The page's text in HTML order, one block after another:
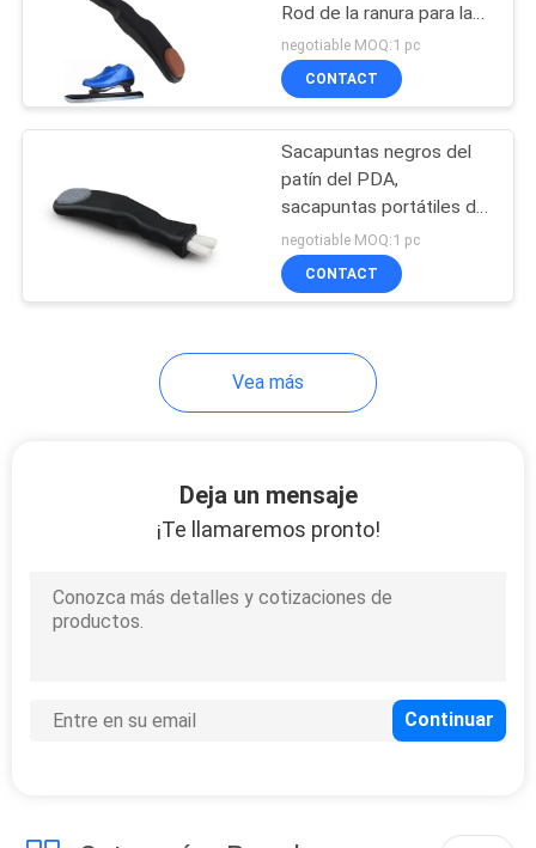
Cuchillo que afila
Rod
Tenedor eléctrico
Rod de la ranura para la
afiladura de la cuchilla del
hockey sobre hielo
negotiable MOQ:1 pc
CONTACT
Sacapuntas negros del
patín del PDA,
sacapuntas portátiles del
patín de hielo con la
piedra de afilar
negotiable MOQ:1 pc
CONTACT
Vea más
Deja un mensaje
¡Te llamaremos pronto!